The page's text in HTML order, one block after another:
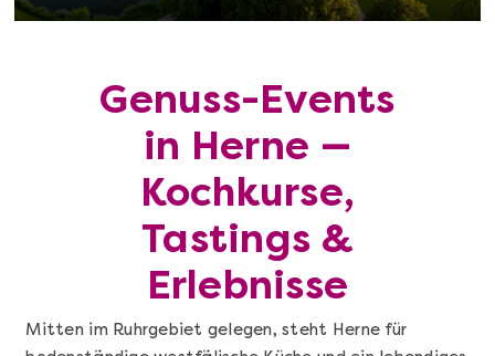
Genuss-Events
in Herne —
Kochkurse,
Tastings &
Erlebnisse
Mitten im Ruhrgebiet gelegen, steht Herne für